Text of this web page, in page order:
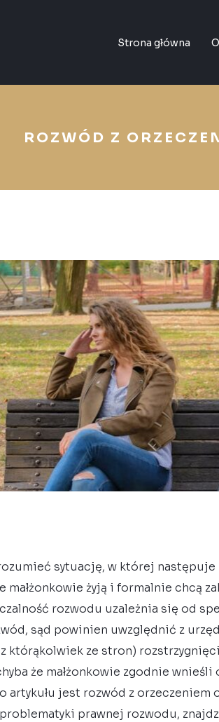
Strona główna
ROZWÓD Z
sytuację, w której
małżonkowie żyją i formalnie chcą
rozwodu uzależnia się od
sąd powinien uwzględnić z
którąkolwiek ze stron)
że małżonkowie zgodnie
artykułu jest rozwód z
prawnej rozwodu,